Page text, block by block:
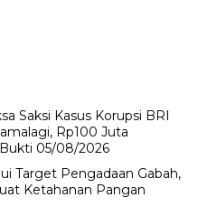
Saksi Kasus Korupsi BRI
Rp100 Juta
05/08/2026
Target Pengadaan Gabah,
Ketahanan Pangan